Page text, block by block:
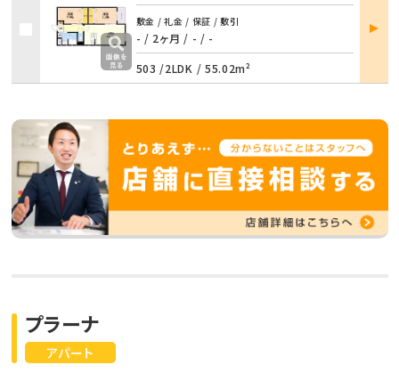
敷金 / 礼金 / 保証 / 敷引
- / 2ヶ月 / - / -
503 /2LDK / 55.02m²
部屋
詳細
アパート
プラーナ